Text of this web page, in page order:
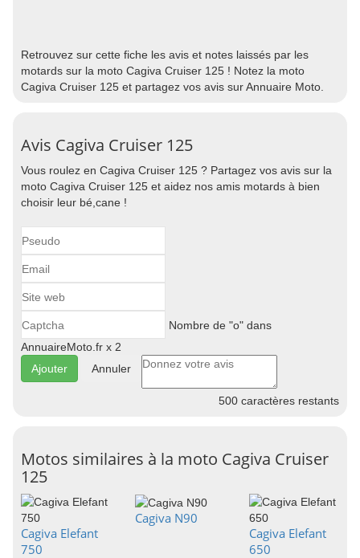
Retrouvez sur cette fiche les avis et notes laissés par les
motards sur la moto Cagiva Cruiser 125 ! Notez la moto
Cagiva Cruiser 125 et partagez vos avis sur Annuaire Moto.
Avis Cagiva Cruiser 125
Vous roulez en Cagiva Cruiser 125 ? Partagez vos avis sur la
moto Cagiva Cruiser 125 et aidez nos amis motards à bien
choisir leur bé,cane !
Nombre de "o" dans
AnnuaireMoto.fr x 2
Annuler
500 caractères restants
Motos similaires à la moto Cagiva Cruiser
125
Cagiva Elefant
750
Cagiva N90
Cagiva Elefant
650